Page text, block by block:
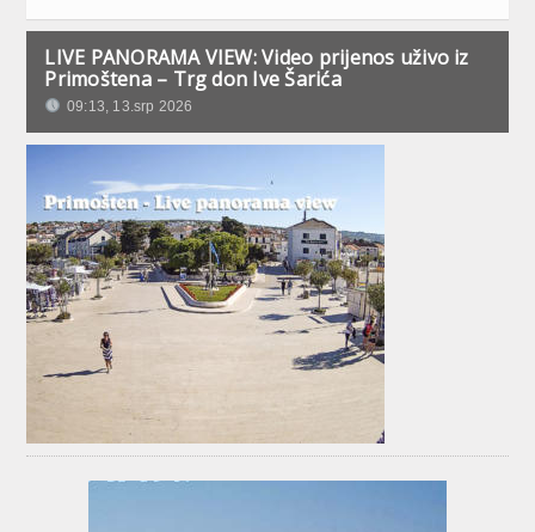
LIVE PANORAMA VIEW: Video prijenos uživo iz
Primoštena – Trg don Ive Šarića
09:13, 13.srp 2026